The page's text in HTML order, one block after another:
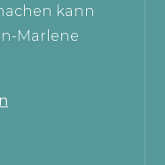
kann
Marlene